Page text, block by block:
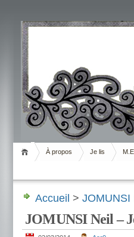
Livrement
À propos Je lis
Accueil > JOMUNSI
JOMUNSI Neil –